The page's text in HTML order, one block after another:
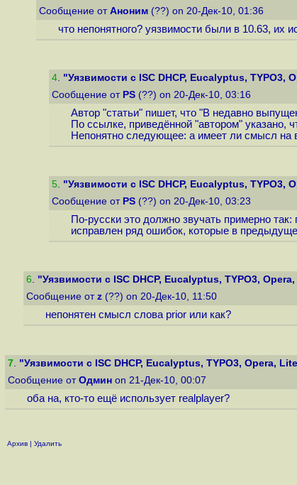
Сообщение от Аноним (??) on 20-Дек-10, 01:36
что непонятного? уязвимости были в 10.63, их
4. "Уязвимости с ISC DHCP, Eucalyptus, TYPO3,
Сообщение от PS (??) on 20-Дек-10, 03:16
Автор "статьи" пишет, что "В недавно
По ссылке, приведённой "автором" указано,
Непонятно следующее: а имеет ли смысл на
5. "Уязвимости с ISC DHCP, Eucalyptus, TYPO3,
Сообщение от PS (??) on 20-Дек-10, 03:23
По-русски это должно звучать примерно
исправлен ряд ошибок, которые в
6. "Уязвимости с ISC DHCP, Eucalyptus, TYPO3,
Сообщение от z (??) on 20-Дек-10, 11:50
непонятен смысл слова prior или как?
7. "Уязвимости с ISC DHCP, Eucalyptus, TYPO3, Opera,
Сообщение от Одмин on 21-Дек-10, 00:07
оба на, кто-то ещё использует realplayer?
Архив | Удалить